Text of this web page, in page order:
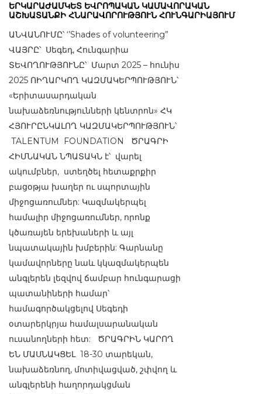
ԵՐԿԱՐԱԺԱՄԿԵՏ ԵՎՐՈՊԱԿԱՆ ԿԱՄԱՎՈՐԱԿԱՆ
ԱՇԽԱՏԱՆՔԻ ՀՆԱՐԱՎՈՐՈՒԹՅՈՒՆ ՀՈՒՆԳԱՐԻԱՅՈՒՄ
ԱՆՎԱՆՈՒՄԸ՝ ‘’Shades of volunteering”
ՎԱՅՐԸ՝ Սեգեդ, Հունգարիա
ՏԵՎՈՂՈՒԹՅՈՒՆԸ՝ Մարտ 2025 – հունիս
2025 ՈԻՂԱՐԿՈՂ ԿԱԶՄԱԿԵՐՊՈՒԹՅՈՒՆ՝
«Երիտասարդական
նախաձեռնությունների կենտրոն» ՀԿ
ՀՅՈՒՐԸՆԿԱԼՈՂ ԿԱԶՄԱԿԵՐՊՈՒԹՅՈՒՆ՝
TALENTUM FOUNDATION ԾՐԱԳՐԻ
ՀԻՄՆԱԿԱՆ ՆՊԱՏԱԿՆ է՝ վարել
ակումբներ, ստեղծել հետաքրքիր
բացօթյա խաղեր ու սպորտային
միջոցառումներ: Կազմակերպել
համալիր միջոցառումներ, որոնք
կծառայեն երեխաների և այլ
նպատակային խմբերին: Գարնանը
կամավորները նաև կկազմակերպեն
անգլերեն լեզվով ճամբար հունգարացի
պատանիների համար՝
համագործակցելով Սեգեդի
օտարերկրյա համալսարանական
ուսանողների հետ: ԾՐԱԳՐԻՆ ԿԱՐՈՂ
ԵՆ ՄԱՍՆԱԿՑԵԼ 18-30 տարեկան,
նախաձեռնող, մոտիվացված, շփվող և
անգլերենի հաղորդակցման